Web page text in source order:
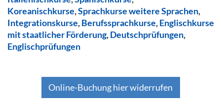
Koreanischkurse,Sprachkurse weitere Sprachen,
Integrationskurse,Berufssprachkurse,Englischkurse
mit staatlicher Förderung,Deutschprüfungen,
Englischprüfungen
Online-Buchung hier widerrufen